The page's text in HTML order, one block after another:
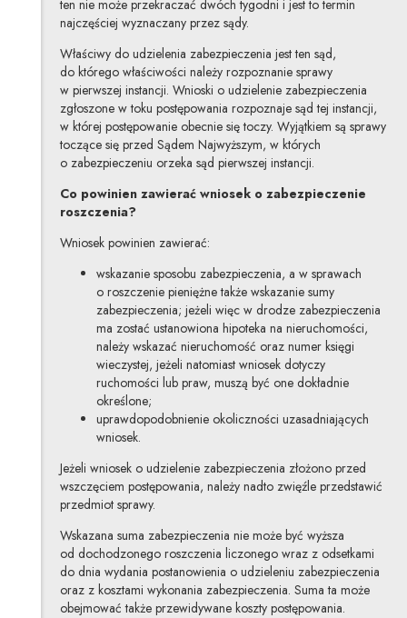
ten nie może przekraczać dwóch tygodni i jest to termin
najczęściej wyznaczany przez sądy.
Właściwy do udzielenia zabezpieczenia jest ten sąd,
do którego właściwości należy rozpoznanie sprawy
w pierwszej instancji. Wnioski o udzielenie zabezpieczenia
zgłoszone w toku postępowania rozpoznaje sąd tej instancji,
w której postępowanie obecnie się toczy. Wyjątkiem są sprawy
toczące się przed Sądem Najwyższym, w których
o zabezpieczeniu orzeka sąd pierwszej instancji.
Co powinien zawierać wniosek o zabezpieczenie
roszczenia?
Wniosek powinien zawierać:
wskazanie sposobu zabezpieczenia, a w sprawach
o roszczenie pieniężne także wskazanie sumy
zabezpieczenia; jeżeli więc w drodze zabezpieczenia
ma zostać ustanowiona hipoteka na nieruchomości,
należy wskazać nieruchomość oraz numer księgi
wieczystej, jeżeli natomiast wniosek dotyczy
ruchomości lub praw, muszą być one dokładnie
określone;
uprawdopodobnienie okoliczności uzasadniających
wniosek.
Jeżeli wniosek o udzielenie zabezpieczenia złożono przed
wszczęciem postępowania, należy nadto zwięźle przedstawić
przedmiot sprawy.
Wskazana suma zabezpieczenia nie może być wyższa
od dochodzonego roszczenia liczonego wraz z odsetkami
do dnia wydania postanowienia o udzieleniu zabezpieczenia
oraz z kosztami wykonania zabezpieczenia. Suma ta może
obejmować także przewidywane koszty postępowania.